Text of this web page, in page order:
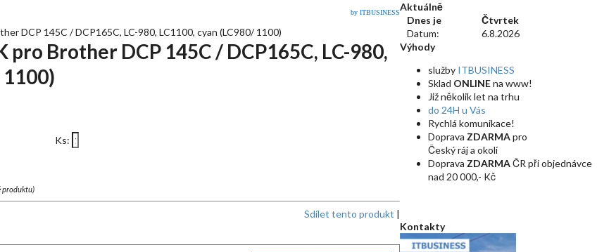
by ITBUSINESS
DCP 145C / DCP165C, LC-980, LC1100, cyan (LC980/ 1100)
Brother DCP 145C / DCP165C, LC-980,
1100)
Ks:
produktu)
Sdílet tento produkt |
Aktuálně
Dnes je
Čtvrtek
Datum:
6.8.2026
Výhody
služby ITBUSINESS
Sklad ONLINEna www!
Již několik let na trhu
do 24H u Vás
Rychlá komunikace!
Doprava ZDARMApro
Český ráj a okolí
Doprava ZDARMAČR při objednávce
nad 20 000,- Kč
Kontakty